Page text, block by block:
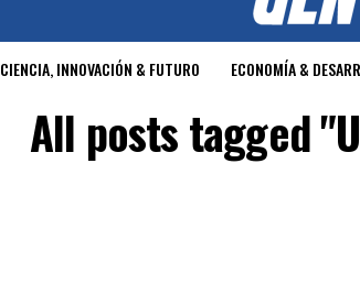
CIENCIA, INNOVACIÓN & FUTURO ECONOMÍA &
All posts tagged